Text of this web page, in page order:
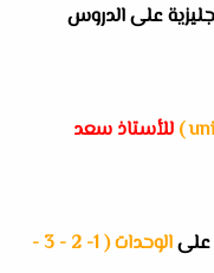
على الدروس
للأستاذ سعد
على
الوحدات ( 1- 2 - 3 -